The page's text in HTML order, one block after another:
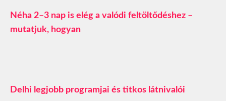
Néha 2–3 nap is elég a valódi feltöltődéshez –
mutatjuk, hogyan
Delhi legjobb programjai és titkos látnivalói